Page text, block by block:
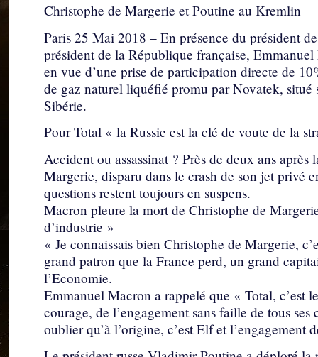
Christophe de Margerie et Poutine au Kremlin
Paris 25 Mai 2018 – En présence du président
président de la République française,
en vue d’une prise de participation directe de
de gaz naturel liquéfié promu par Novatek,
Sibérie.
Pour Total « la Russie est la clé de voute de la
Accident ou assassinat ? Près de deux ans
Margerie, disparu dans le crash de son jet privé
questions restent toujours en suspens.
Macron pleure la mort de Christophe de
d’industrie »
« Je connaissais bien Christophe de Margerie,
grand patron que la France perd, un grand
l’Economie.
Emmanuel Macron a rappelé que « Total, c’est
courage, de l’engagement sans faille de tous
oublier qu’à l’origine, c’est Elf et l’engagement